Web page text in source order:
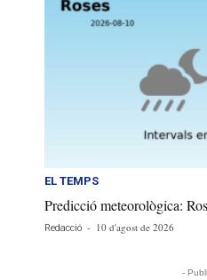
EL TEMPS
Predicció meteorològica:
Redacció - 10 d'agost de 2026
-